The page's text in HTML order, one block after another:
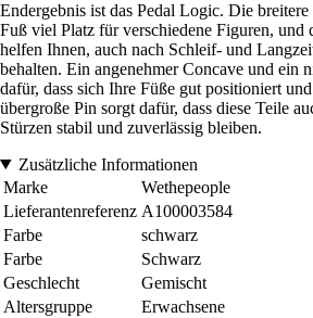
Endergebnis ist das Pedal Logic. Die
Fuß viel Platz für verschiedene Figuren, und
helfen Ihnen, auch nach Schleif- und
behalten. Ein angenehmer Concave und ein
dafür, dass sich Ihre Füße gut positioniert
übergroße Pin sorgt dafür, dass diese Teile
Stürzen stabil und zuverlässig bleiben.
Zusätzliche Informationen
Marke
Wethepeople
Lieferantenreferenz A100003584
Farbe
schwarz
Farbe
Schwarz
Geschlecht
Gemischt
Altersgruppe
Erwachsene